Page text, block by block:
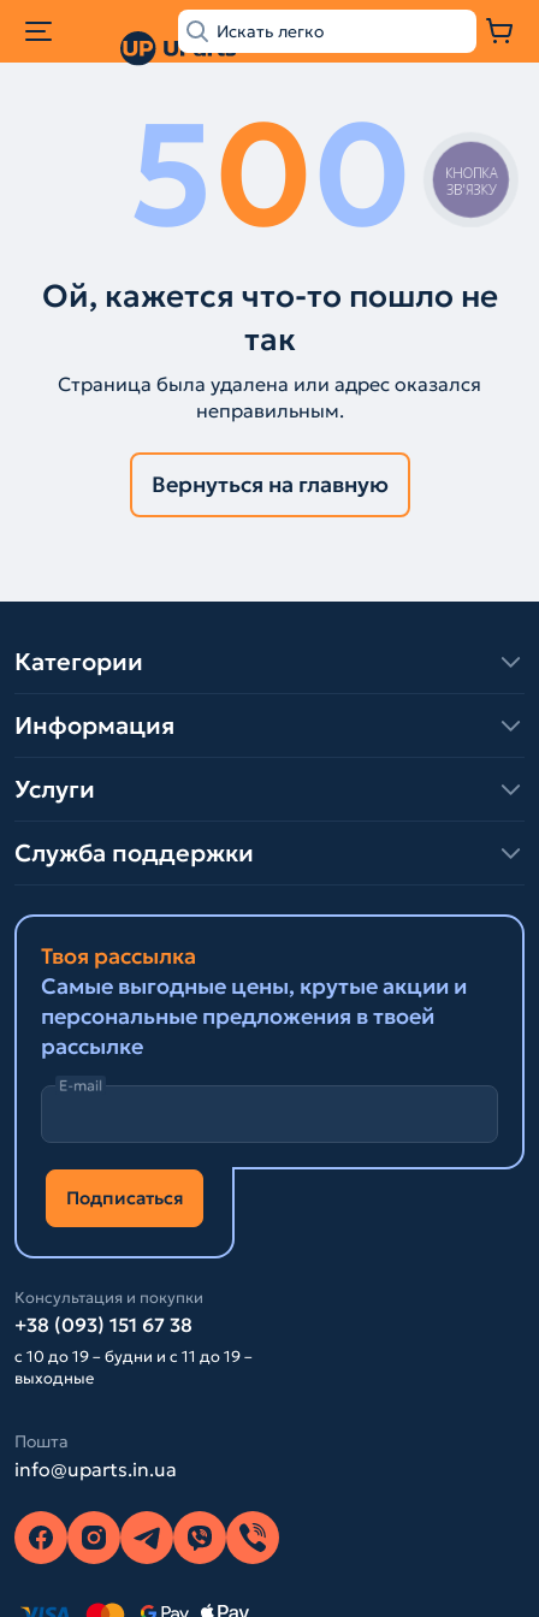
500
Ой, кажется что-то пошло не
так
Страница была удалена или адрес оказался
неправильным.
Вернуться на главную
Категории
Информация
Услуги
Служба поддержки
Твоя рассылка
Самые выгодные цены, крутые акции и
персональные предложения в твоей
рассылке
E-mail
Подписаться
Консультация и покупки
+38 (093) 151 67 38
с 10 до 19 – будни и с 11 до 19 –
выходные
Пошта
info@uparts.in.ua
КНОПКА
ЗВ'ЯЗКУ